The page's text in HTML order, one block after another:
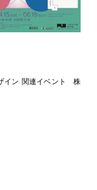
イン 関連イベント 株